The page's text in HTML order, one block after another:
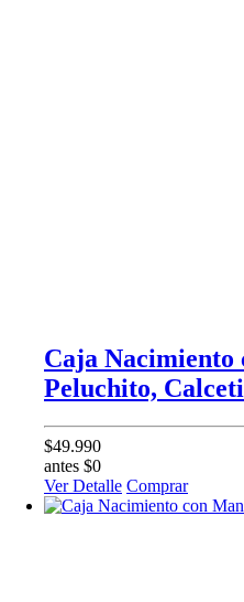
Caja Nacimiento
Peluchito,
$49.990
antes $0
Ver Detalle Comprar